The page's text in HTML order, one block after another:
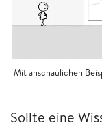
Mit anschaulichen
Sollte eine